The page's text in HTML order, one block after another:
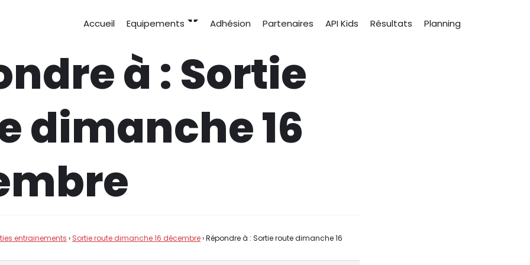
Accueil Equipements Adhésion Partenaires API Kids Résultats Planning
à : Sortie
dimanche 16
entrainements › Sortie route dimanche 16 décembre›Répondre à : Sortie route dimanche 16